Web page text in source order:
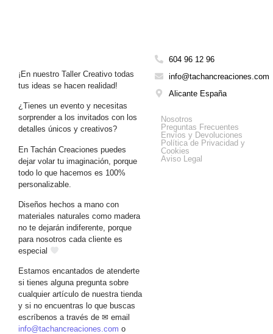
¡En nuestro Taller Creativo todas
tus ideas se hacen realidad!
¿Tienes un evento y necesitas
sorprender a los invitados con los
detalles únicos y creativos?
En Tachán Creaciones puedes
dejar volar tu imaginación, porque
todo lo que hacemos es 100%
personalizable.
Diseños hechos a mano con
materiales naturales como madera
no te dejarán indiferente, porque
para nosotros cada cliente es
especial
Estamos encantados de atenderte
si tienes alguna pregunta sobre
cualquier artículo de nuestra tienda
y si no encuentras lo que buscas
escríbenos a través de ✉ email
info@tachancreaciones.com o
604 96 12 96
info@tachancreaciones.com
Alicante España
Nosotros
Preguntas Frecuentes
Envíos y Devoluciones
Política de Privacidad y
Cookies
Aviso Legal